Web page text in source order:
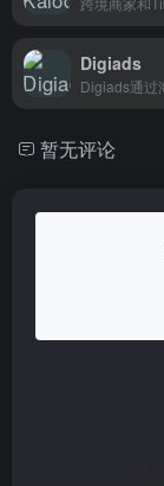
Digiads
暂无评论